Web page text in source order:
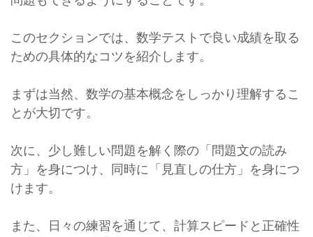
このセクションでは、数学テストで良い成績を取る
ための具体的なコツを紹介します。
まずは当然、数学の基本概念をしっかり理解するこ
とが大切です。
次に、少し難しい問題を解く際の「問題文の読み
方」を身につけ、同時に「見直しの仕方」を身につ
けます。
また、日々の練習を通じて、計算スピードと正確性